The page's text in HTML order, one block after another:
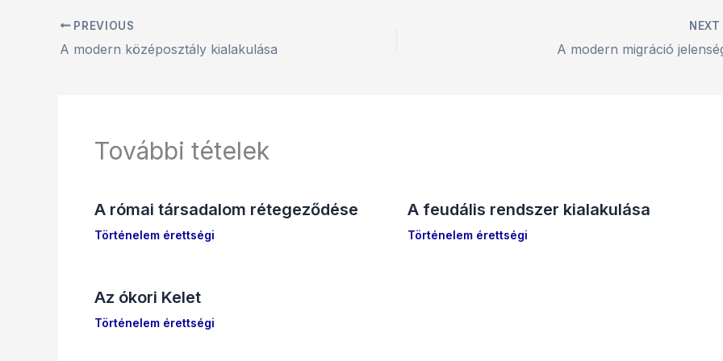
PREVIOUS
A modern középosztály kialakulása
NEXT
A modern migráció
További tételek
A római társadalom rétegeződése
Történelem érettségi
A feudális rendszer kialakulása
Történelem érettségi
Az ókori Kelet
Történelem érettségi